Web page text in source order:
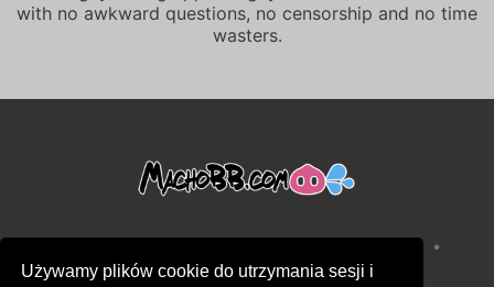
Używamy plików cookie do utrzymania sesji i
with no awkward questions, no censorship and no time
wasters.
•
Polityka plików cookie •